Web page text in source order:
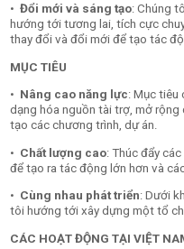
•Đổi mới và sáng tạo: Chúng
hướng tới tương lai, tích cực
thay đổi và đổi mới để tạo tác
MỤC TIÊU
• Nâng cao năng lực: Mục tiêu
dạng hóa nguồn tài trợ, mở
tạo các chương trình, dự án.
• Chất lượng cao: Thúc đẩy
để tạo ra tác động lớn hơn và
• Cùng nhau phát triển: Dưới
tôi hướng tới xây dựng một tổ
CÁC HOẠT ĐỘNG TẠI VIỆT